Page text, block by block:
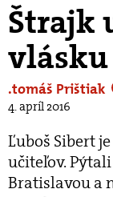
Štrajk
vlásku
.tomáš Prištiak
4. apríl 2016
Ľuboš Sibert
učiteľov.
Bratislavou a